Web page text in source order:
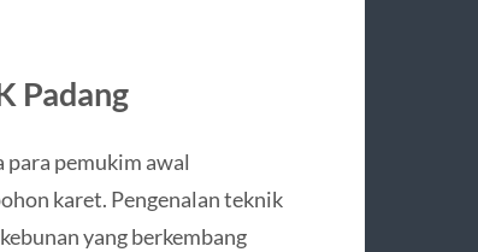
Padang
para pemukim awal
karet. Pengenalan teknik
yang berkembang